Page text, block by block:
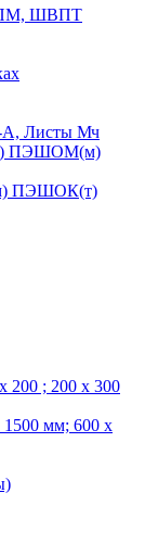
ШВПТ
А, Листы Мч
ПЭШОМ(м)
ПЭШОК(т)
; 200 х 300
мм; 600 х